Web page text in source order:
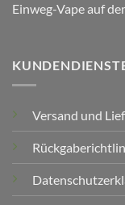
Einweg-Vape auf
Versand und